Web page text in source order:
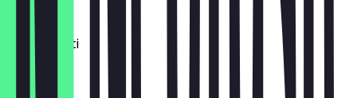
1,20 €
Dinkelkrusti
1,10 €